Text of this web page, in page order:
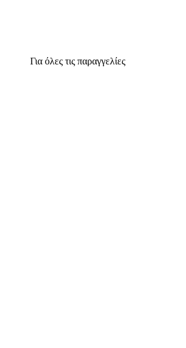
Για όλες τις παραγγελίες